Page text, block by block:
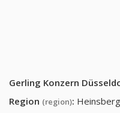
Gerling Konzern
Region (region): Heinsberg